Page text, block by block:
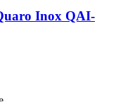
Inox QAI-